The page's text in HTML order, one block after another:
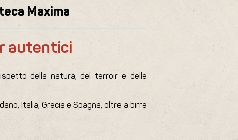
Maxima
autentici
della natura, del terroir e delle
Italia, Grecia e Spagna, oltre a birre